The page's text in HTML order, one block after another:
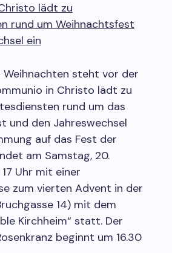
lädt zu
rund um Weihnachtsfest
ein
Weihnachten steht vor der
in Christo lädt zu
rund um das
und den Jahreswechsel
auf das Fest der
am Samstag, 20.
Uhr mit einer
zum vierten Advent in der
14) mit dem
Kirchheim“ statt. Der
beginnt um 16.30